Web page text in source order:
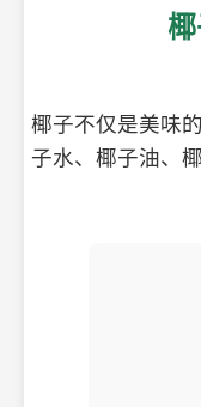
椰子不仅是美味
子水、椰子油、